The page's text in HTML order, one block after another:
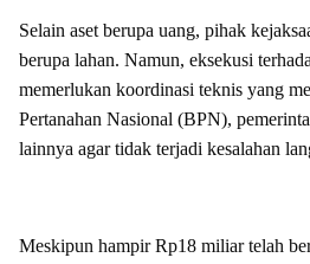
Selain aset berupa uang, pihak
berupa lahan. Namun, eksekusi
memerlukan koordinasi teknis yang
Pertanahan Nasional (BPN),
lainnya agar tidak terjadi kesalahan
Meskipun hampir Rp18 miliar telah